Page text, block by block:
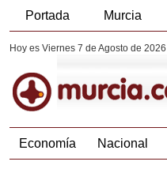
Portada Murcia
Hoy es Viernes 7 de Agosto de 2026
Economía Nacional